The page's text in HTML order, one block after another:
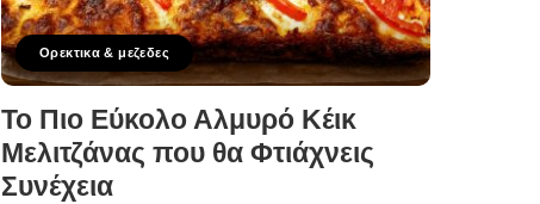
Ορεκτικα & μεζεδες
Το Πιο Εύκολο Αλμυρό Κέικ
Μελιτζάνας που θα Φτιάχνεις
Συνέχεια